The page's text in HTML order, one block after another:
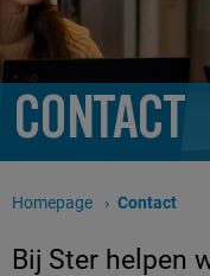
CONTACT
Homepage Huidige
Contact
Bij Ster helpen